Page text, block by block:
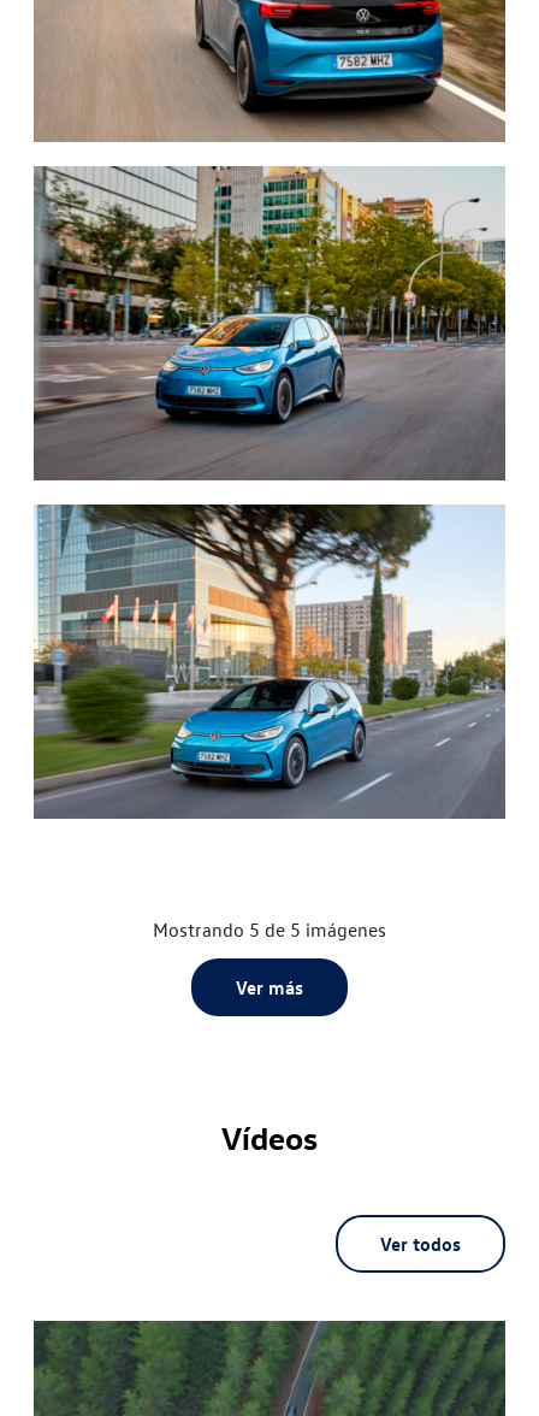
Mostrando 5 de 5 imágenes
Ver más
Vídeos
Ver todos